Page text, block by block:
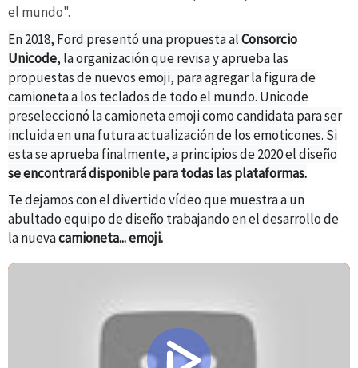
el mundo".
En 2018, Ford presentó una propuesta alConsorcio
Unicode, la organización que revisa y aprueba las
propuestas de nuevos emoji, para agregar la figura de
camioneta a los teclados de todo el mundo. Unicode
preseleccionó la camioneta emoji como candidata para ser
incluida en una futura actualización de los emoticones. Si
esta se aprueba finalmente, a principios de 2020 el diseño
se encontrará disponible para todas las plataformas.
Te dejamos con el divertido vídeo que muestra a un
abultado equipo de diseño trabajando en el desarrollo de
la nuevacamioneta... emoji.